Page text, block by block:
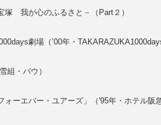
塚 我が心のふるさと－（Part２）
劇場（’00年・
組・バウ）
ーエバー・ユアーズ」（'95年・ホテル阪